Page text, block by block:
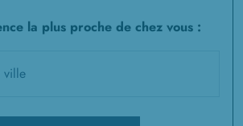
la plus proche de chez vous :